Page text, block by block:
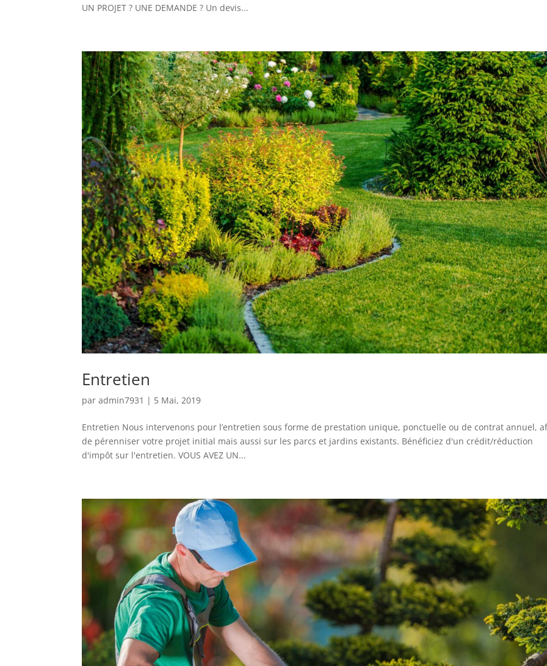
UN PROJET ? UNE DEMANDE ? Un devis...
Entretien
paradmin7931 | 5 Mai, 2019
Entretien Nous intervenons pour l’entretien sous forme de prestation unique, ponctuelle ou de contrat annuel,
de pérenniser votre projet initial mais aussi sur les parcs et jardins existants. Bénéficiez d'un crédit/réduction
d'impôt sur l'entretien. VOUS AVEZ UN...